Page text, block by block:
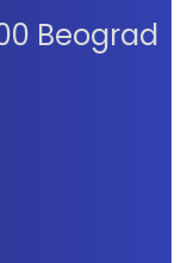
Beograd